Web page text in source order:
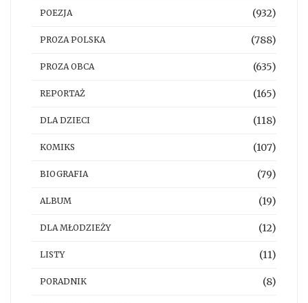
POEZJA (932)
PROZA POLSKA (788)
PROZA OBCA (635)
REPORTAŻ (165)
DLA DZIECI (118)
KOMIKS (107)
BIOGRAFIA (79)
ALBUM (19)
DLA MŁODZIEŻY (12)
LISTY (11)
PORADNIK (8)